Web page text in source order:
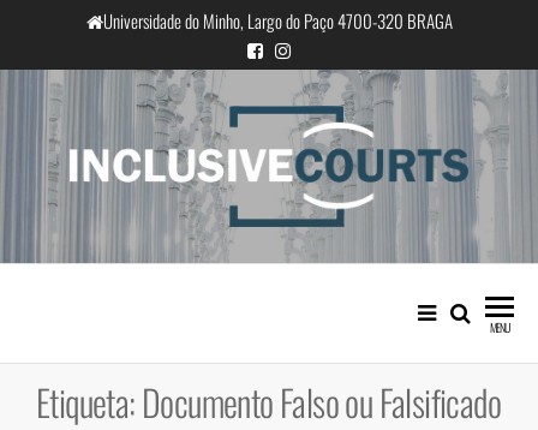
o
conteúdo
Universidade do Minho, Largo do Paço 4700-320 BRAGA
InclusiveCourts
Igualdade e diferença cultural na
prática judicial portuguesa
MENU
Etiqueta:Documento Falso ou Falsificado